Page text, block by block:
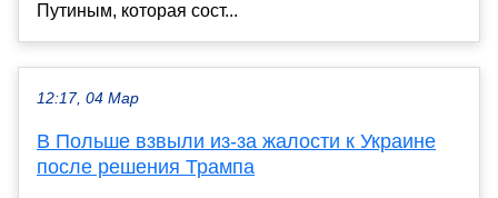
Путиным, которая сост...
12:17, 04 Мар
В Польше взвыли из-за жалости к Украине
после решения Трампа